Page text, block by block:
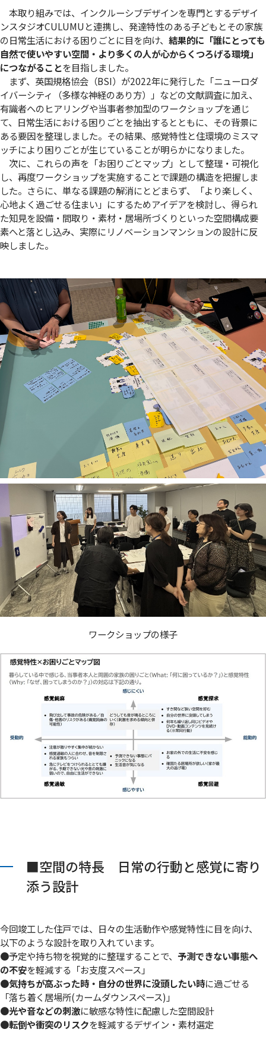
本取り組みでは、インクルーシブデザインを専門とするデザイ
ンスタジオCULUMUと連携し、発達特性のある子どもとその家族
の日常生活における困りごとに目を向け、 結果的に「誰にとっても
自然で使いやすい空間・より多くの人が心からくつろげる環境」
につながることを目指しました。
まず、英国規格協会（BSI）が2022年に発行した「ニューロダ
イバーシティ（多様な神経のあり方）」などの文献調査に加え、
有識者へのヒアリングや当事者参加型のワークショップを通じ
て、日常生活における困りごとを抽出するとともに、その背景に
ある要因を整理しました。その結果、感覚特性と住環境のミスマ
ッチにより困りごとが生じていることが明らかになりました。
次に、これらの声を「お困りごとマップ」として整理・可視化
し、再度ワークショップを実施することで課題の構造を把握しま
した。さらに、単なる課題の解消にとどまらず、「より楽しく、
心地よく過ごせる住まい」にするためアイデアを検討し、得られ
た知見を設備・間取り・素材・居場所づくりといった空間構成要
素へと落とし込み、実際にリノベーションマンションの設計に反
映しました。
ワークショップの様子
■空間の特長 日常の行動と感覚に寄り
添う設計
今回竣工した住戸では、日々の生活動作や感覚特性に目を向け、
以下のような設計を取り入れています。
●予定や持ち物を視覚的に整理することで、 予測できない事態へ
の不安を軽減する「お支度スペース」
●気持ちが高ぶった時・自分の世界に没頭したい時に過ごせる
「落ち着く居場所(カームダウンスペース)」
●光や音などの刺激に敏感な特性に配慮した空間設計
●転倒や衝突のリスクを軽減するデザイン・素材選定